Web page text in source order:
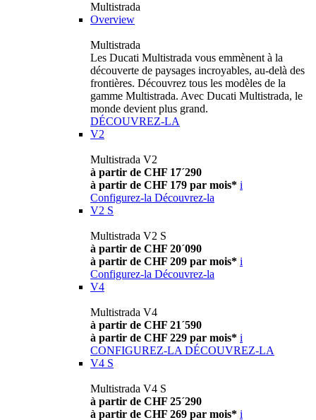
Multistrada
Overview
Multistrada
Les Ducati Multistrada vous emmènent à la
découverte de paysages incroyables, au-delà des
frontières. Découvrez tous les modèles de la
gamme Multistrada. Avec Ducati Multistrada, le
monde devient plus grand.
DÉCOUVREZ-LA
V2
Multistrada V2
à partir de CHF 17´290
à partir de CHF 179 par mois* i
Configurez-la Découvrez-la
V2 S
Multistrada V2 S
à partir de CHF 20´090
à partir de CHF 209 par mois* i
Configurez-la Découvrez-la
V4
Multistrada V4
à partir de CHF 21´590
à partir de CHF 229 par mois* i
CONFIGUREZ-LA DÉCOUVREZ-LA
V4 S
Multistrada V4 S
à partir de CHF 25´290
à partir de CHF 269 par mois* i